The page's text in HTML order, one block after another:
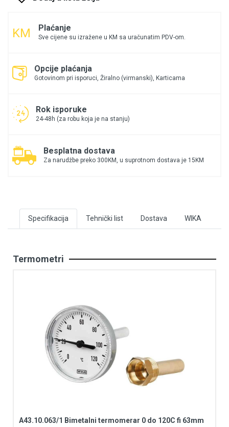
Plaćanje
Sve cijene su izražene u KM sa uračunatim PDV-om.
Opcije plaćanja
Gotovinom pri isporuci, Žiralno (virmanski), Karticama
Rok isporuke
24-48h (za robu koja je na stanju)
Besplatna dostava
Za narudžbe preko 300KM, u suprotnom dostava je 15KM
Specifikacija Tehnički list Dostava WIKA
Termometri
A43.10.063/1 Bimetalni termomerar 0 do 120C fi 63mm